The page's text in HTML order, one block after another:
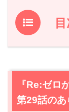
目
1.『Re:ゼロ
2.
【ネタバ
第30話あら
2.1 過去と
『Re:ゼロ
第29話のあ